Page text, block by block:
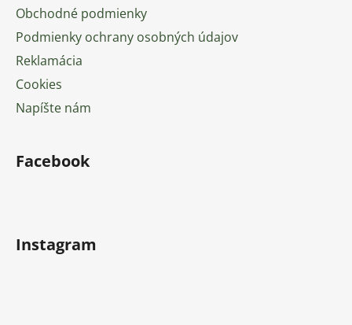
Obchodné podmienky
Podmienky ochrany osobných údajov
Reklamácia
Cookies
Napíšte nám
Facebook
Instagram